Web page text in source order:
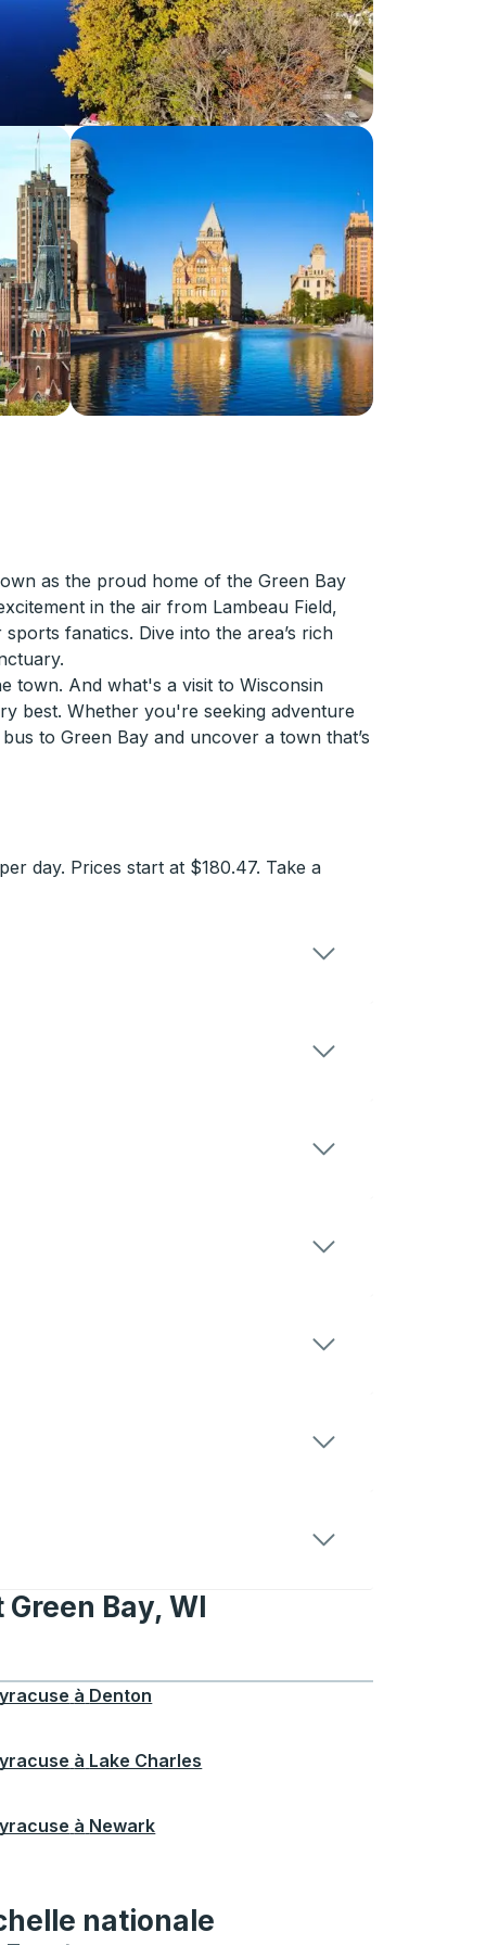
as the proud home of the Green Bay
in the air from Lambeau Field,
fanatics. Dive into the area’s rich
town. And what's a visit to Wisconsin
best. Whether you're seeking adventure
to Green Bay and uncover a town that’s
day. Prices start at $180.47. Take a
Bay, WI
à Denton
à Lake Charles
à Newark
nationale